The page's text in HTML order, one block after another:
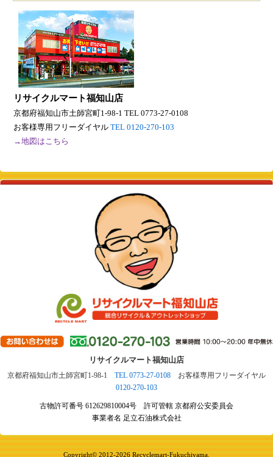
リサイクルマート福知山店
京都府福知山市土師宮町1-98-1 TEL 0773-27-0108
お客様専用フリーダイヤル TEL 0120-270-103
→地図はこちら
リサイクルマート福知山店
京都府福知山市土師宮町1-98-1 TEL 0773-27-0108 お客様専用フリーダイヤル
0120-270-103
古物許可番号 612629810004号 許可管轄 京都府公安委員会
事業者名 足立石油株式会社
Copyright© 2012-2026 Recyclemart-Fukuchiyama.